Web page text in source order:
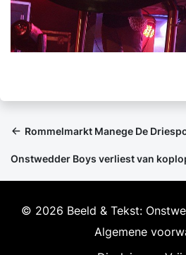
Rommelmarkt Manege De
Onstwedder Boys verliest van
© 2026 Beeld & Tekst:
Algemene